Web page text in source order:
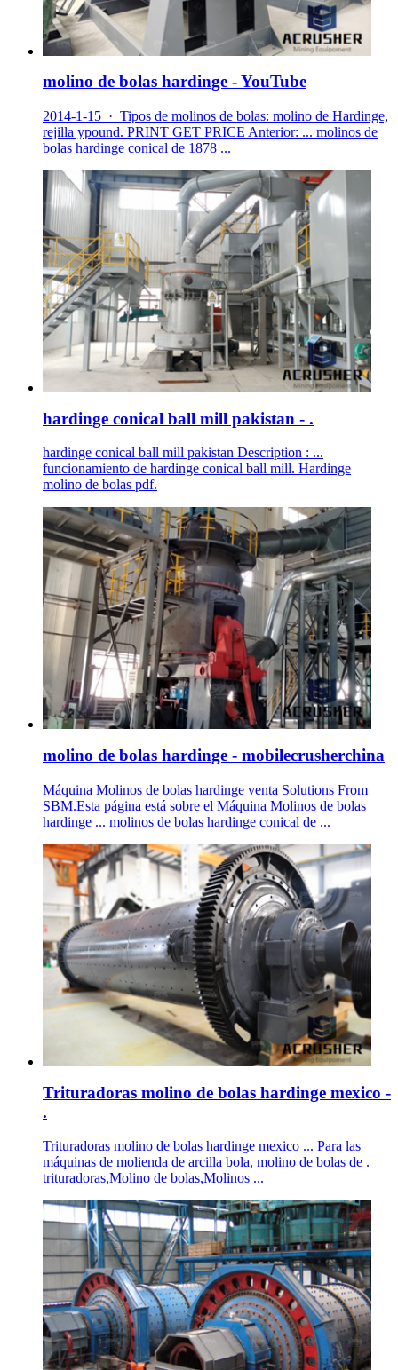
molino de bolas hardinge - YouTube
2014-1-15 · Tipos de molinos de bolas: molino de Hardinge,
rejilla ypound. PRINT GET PRICE Anterior: ... molinos de
bolas hardinge conical de 1878 ...
hardinge conical ball mill pakistan - .
hardinge conical ball mill pakistan Description : ...
funcionamiento de hardinge conical ball mill. Hardinge
molino de bolas pdf.
molino de bolas hardinge - mobilecrusherchina
Máquina Molinos de bolas hardinge venta Solutions From
SBM.Esta página está sobre el Máquina Molinos de bolas
hardinge ... molinos de bolas hardinge conical de ...
Trituradoras molino de bolas hardinge mexico -
.
Trituradoras molino de bolas hardinge mexico ... Para las
máquinas de molienda de arcilla bola, molino de bolas de .
trituradoras,Molino de bolas,Molinos ...